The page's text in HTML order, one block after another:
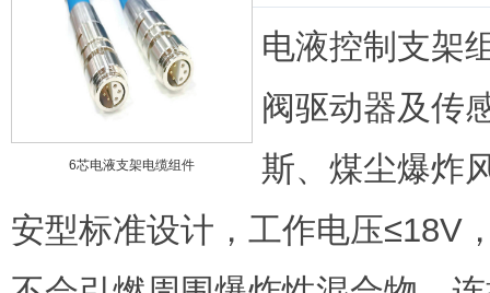
6芯电液支架电缆组件
电液控制支架
阀驱动器及传
斯、煤尘爆炸
安型标准设计，工作电压≤18V